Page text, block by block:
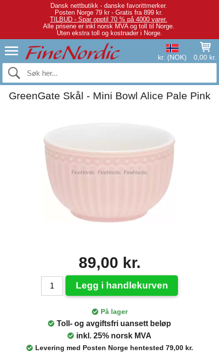
Dansk nettbutikk - danske favorittmerker.
Posten Norge 79 kr - Gratis fra 899 kr.
TILBUD - Spar opptil 70 % på 4000 varer.
Alle prisene er inkl norsk MVA og toll til Norge.
Uten ekstra toll og kostnader i Norge.
kr. (NOK) 0,00 kr.
GreenGate Skål - Mini Bowl Alice Pale Pink
89,00 kr.
Legg i handlekurven
På lager
Toll- og avgiftsfri uansett beløp
inkl. 25% norsk MVA
Levering med Posten Norge hentested 79,00 kr.